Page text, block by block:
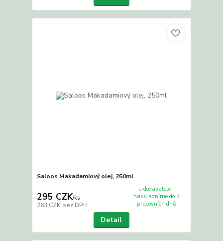
Saloos Makadamiový olej, 250ml
295 CZK/ks
263 CZK bez DPH
u dodavatele -
naskladníme do 3
pracovních dnů
Detail